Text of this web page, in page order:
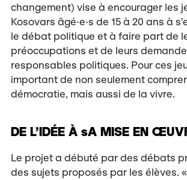
changement) vise à encourager les
Kosovars âgé·e·s de 15 à 20 ans à
le débat politique et à faire part de
préoccupations et de leurs
responsables politiques. Pour ces
important de non seulement
démocratie, mais aussi de la vivre.
DE L’IDÉE À sA MISE EN
Le projet a débuté par des débats
des sujets proposés par les élèves.